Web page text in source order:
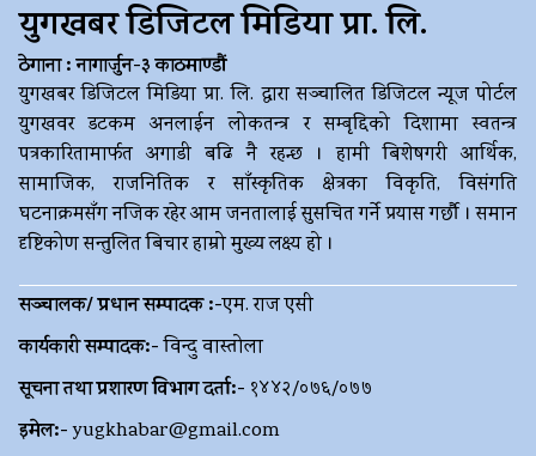
युगखबर डिजिटल मिडिया प्रा. लि.
ठेगाना : नागार्जुन-३ काठमाण्डौं
युगखबर डिजिटल मिडिया प्रा. लि. द्धारा सञ्चालित डिजिटल न्यूज पोर्टल
युगखवर डटकम अनलाईन लोकतन्त्र र सम्बृद्दिको दिशामा स्वतन्त्र
पत्रकारितामार्फत अगाडी बढि नै रहन्छ । हामी बिशेषगरी आर्थिक,
सामाजिक, राजनितिक र साँस्कृतिक क्षेत्रका विकृति, विसंगति
घटनाक्रमसँग नजिक रहेर आम जनतालाई सुसचित गर्ने प्रयास गर्छौ । समान
दृष्टिकोण सन्तुलित बिचार हाम्रो मुख्य लक्ष्य हो ।
सञ्चालक/ प्रधान सम्पादक :-एम. राज एसी
कार्यकारी सम्पादक:-विन्दु वास्तोला
सूचना तथा प्रशारण विभाग दर्ता:- १४४२/०७६/०७७
इमेल:- yugkhabar@gmail.com